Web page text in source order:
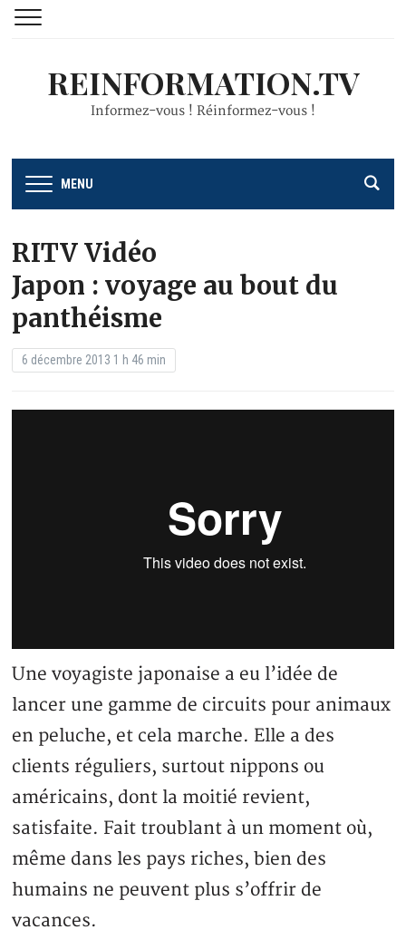
REINFORMATION.TV
Informez-vous ! Réinformez-vous !
MENU
RITV Vidéo
Japon : voyage au bout du
panthéisme
6 décembre 2013 1 h 46 min
Une voyagiste japonaise a eu l’idée de
lancer une gamme de circuits pour animaux
en peluche, et cela marche. Elle a des
clients réguliers, surtout nippons ou
américains, dont la moitié revient,
satisfaite. Fait troublant à un moment où,
même dans les pays riches, bien des
humains ne peuvent plus s’offrir de
vacances.